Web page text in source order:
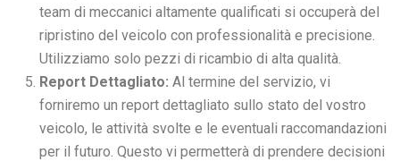
team di meccanici altamente qualificati si occuperà del
ripristino del veicolo con professionalità e precisione.
Utilizziamo solo pezzi di ricambio di alta qualità.
Report Dettagliato: Al termine del servizio, vi
forniremo un report dettagliato sullo stato del vostro
veicolo, le attività svolte e le eventuali raccomandazioni
per il futuro. Questo vi permetterà di prendere decisioni